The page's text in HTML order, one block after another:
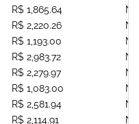
R$ 1,865.64
R$ 2,220.26
R$ 1,193.00
R$ 2,983.72
R$ 2,279.97
R$ 1,083.00
R$ 2,581.94
R$ 2,114.91